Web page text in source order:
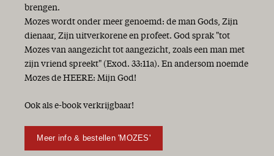
brengen.
Mozes wordt onder meer genoemd: de man Gods, Zijn
dienaar, Zijn uitverkorene en profeet. God sprak "tot
Mozes van aangezicht tot aangezicht, zoals een man met
zijn vriend spreekt" (Exod. 33:11a). En andersom noemde
Mozes de HEERE: Mijn God!
Ook als e-book verkrijgbaar!
Meer info & bestellen 'MOZES'